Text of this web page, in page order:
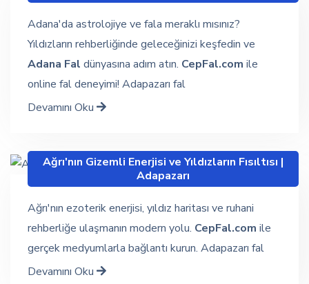
Adana'da astrolojiye ve fala meraklı mısınız?
Yıldızların rehberliğinde geleceğinizi keşfedin ve
Adana Fal dünyasına adım atın. CepFal.com ile
online fal deneyimi! Adapazarı fal
Devamını Oku
Ağrı'nın Gizemli Enerjisi ve Yıldızların Fısıltısı |
Adapazarı
Ağrı'nın ezoterik enerjisi, yıldız haritası ve ruhani
rehberliğe ulaşmanın modern yolu. CepFal.com ile
gerçek medyumlarla bağlantı kurun. Adapazarı fal
Devamını Oku